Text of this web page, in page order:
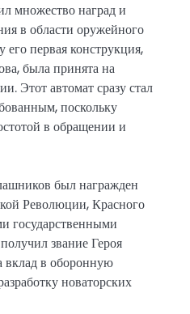
множество наград и
в области оружейного
первая конструкция,
была принята на
Этот автомат сразу стал
поскольку
в обращении и
был награжден
Революции, Красного
государственными
звание Героя
вклад в оборонную
новаторских